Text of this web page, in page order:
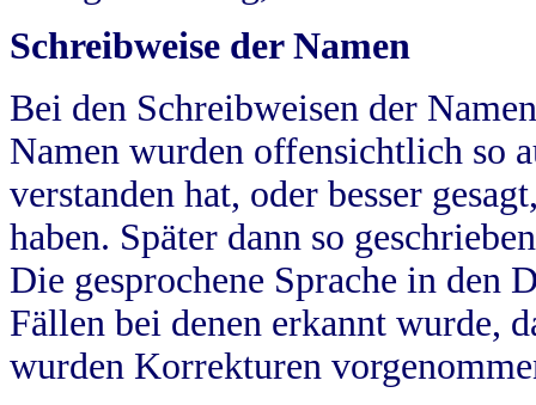
Schreibweise der Namen
Bei den Schreibweisen der
Namen wurden offensichtlich so
verstanden hat, oder besser
haben. Später dann so
Die gesprochene Sprache in
Fällen bei denen erkannt wurde,
wurden Korrekturen